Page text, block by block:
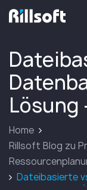
Lösung
Home
Rillsoft Blog zu
Dateibasierte